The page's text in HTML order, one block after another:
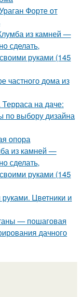
Форте от
из камней —
сделать,
руками (145
частного дома из
Терраса на даче:
по выбору дизайна
опора
из камней —
сделать,
руками (145
Цветники и
— пошаговая
дачного